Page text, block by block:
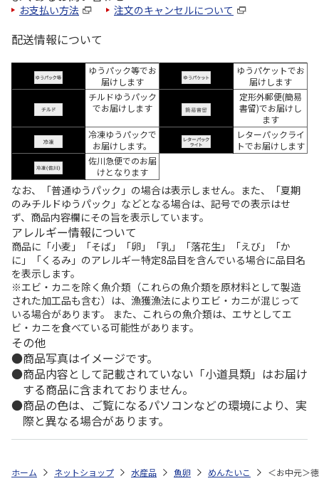
お支払い方法 注文のキャンセルについて
配送情報について
ゆうパック等でお
届けします
ゆうパケットでお
届けします
チルドゆうパック
でお届けします
定形外郵便(簡易
書留)でお届けし
ます
冷凍ゆうパックで
お届けします。
レターパックライ
トでお届けします
佐川急便でのお届
けとなります
なお、「普通ゆうパック」の場合は表示しません。また、「夏期
のみチルドゆうパック」などとなる場合は、記号での表示はせ
ず、商品内容欄にその旨を表示しています。
アレルギー情報について
商品に「小麦」「そば」「卵」「乳」「落花生」「えび」「か
に」「くるみ」のアレルギー特定8品目を含んでいる場合に品目名
を表示します。
※エビ・カニを除く魚介類（これらの魚介類を原材料として製造
された加工品も含む）は、漁獲漁法によりエビ・カニが混じって
いる場合があります。 また、これらの魚介類は、エサとしてエ
ビ・カニを食べている可能性があります。
その他
商品写真はイメージです。
商品内容として記載されていない「小道具類」はお届け
する商品に含まれておりません。
商品の色は、ご覧になるパソコンなどの環境により、実
際と異なる場合があります。
ホーム ネットショップ 水産品 魚卵 めんたいこ ＜お中元＞